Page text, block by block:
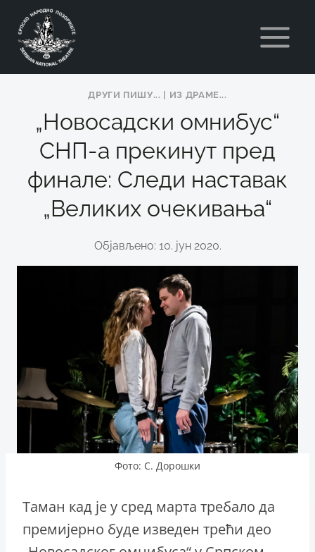
content
ДРУГИ ПИШУ... ИЗ ДРАМЕ...
„Новосадски омнибус“
СНП-а прекинут пред
финале: Следи наставак
„Великих очекивања“
Објављено: 10. јун 2020.
Фото: С. Дорошки
Таман кад је у сред марта требало да
премијерно буде изведен трећи део